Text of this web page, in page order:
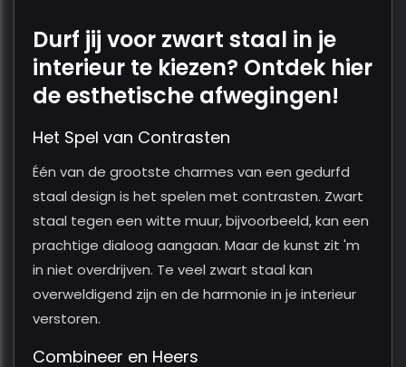
Durf jij voor zwart staal in je
interieur te kiezen? Ontdek hier
de esthetische afwegingen!
Het Spel van Contrasten
Één van de grootste charmes van een gedurfd
staal design is het spelen met contrasten. Zwart
staal tegen een witte muur, bijvoorbeeld, kan een
prachtige dialoog aangaan. Maar de kunst zit 'm
in niet overdrijven. Te veel zwart staal kan
overweldigend zijn en de harmonie in je interieur
verstoren.
Combineer en Heers